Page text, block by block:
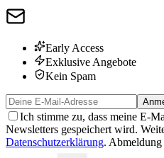
Early Access
Exklusive Angebote
Kein Spam
Ich stimme zu, dass meine E-
Newsletters gespeichert wird.
Datenschutzerklärung.